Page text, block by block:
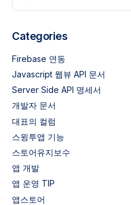
Categories
Firebase 연동
Javascript 웹뷰 API 문서
Server Side API 명세서
개발자 문서
대표의 컬럼
스윙투앱 기능
스토어유지보수
앱 개발
앱 운영 TIP
앱스토어